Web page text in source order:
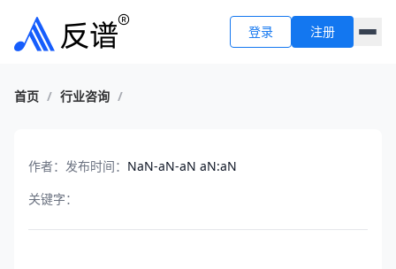
登录 注册
首页 / 行业咨询 /
作者： 发布时间： NaN-aN-aN aN:aN
关键字：